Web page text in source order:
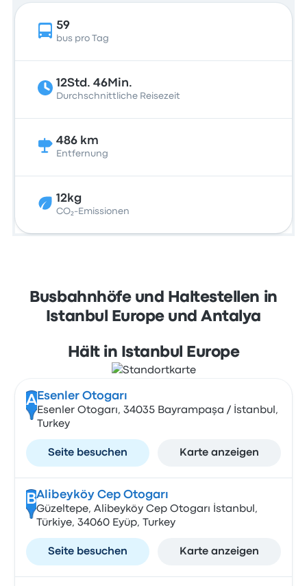
59
bus pro Tag
12Std. 46Min.
Durchschnittliche Reisezeit
486 km
Entfernung
12kg
CO₂-Emissionen
Busbahnhöfe und Haltestellen in
Istanbul Europe und Antalya
Hält in Istanbul Europe
A Esenler Otogarı
Esenler Otogarı, 34035 Bayrampaşa / İstanbul,
Turkey
Seite besuchen Karte anzeigen
BAlibeyköy Cep Otogarı
Güzeltepe, Alibeyköy Cep Otogarı İstanbul,
Türkiye, 34060 Eyüp, Turkey
Seite besuchen Karte anzeigen